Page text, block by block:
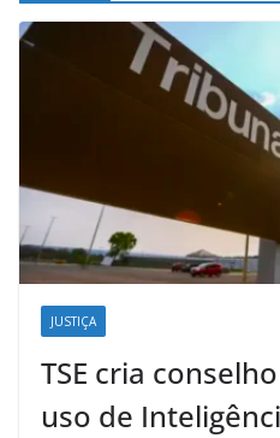
JUSTIÇA
TSE cria
uso de